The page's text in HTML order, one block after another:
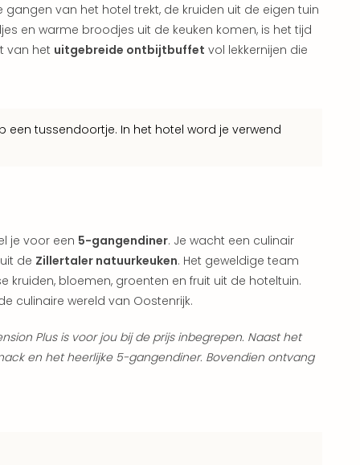
van het hotel trekt, de kruiden uit de eigen tuin
en warme broodjes uit de keuken komen, is het tijd
van het uitgebreide ontbijtbuffet vol lekkernijen die
tussendoortje. In het hotel word je verwend
je voor een 5-gangendiner. Je wacht een culinair
de Zillertaler natuurkeuken. Het geweldige team
kruiden, bloemen, groenten en fruit uit de hoteltuin.
culinaire wereld van Oostenrijk.
Plus is voor jou bij de prijs inbegrepen. Naast het
en het heerlijke 5-gangendiner. Bovendien ontvang